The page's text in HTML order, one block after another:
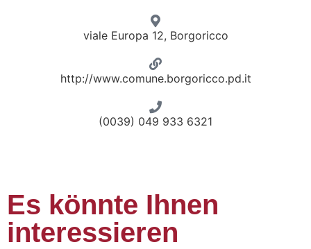
viale Europa 12, Borgoricco
http://www.comune.borgoricco.pd.it
(0039) 049 933 6321
Es könnte Ihnen
interessieren